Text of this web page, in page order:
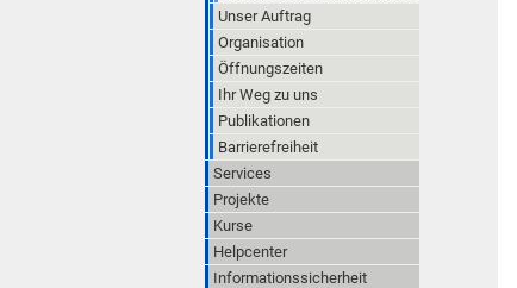
Unser Auftrag
Organisation
Öffnungszeiten
Ihr Weg zu uns
Publikationen
Barrierefreiheit
Services
Projekte
Kurse
Helpcenter
Informationssicherheit